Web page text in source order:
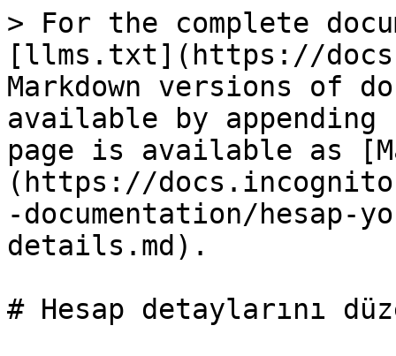
> For the complete
[llms.txt](https://
Markdown versions of
available by
page is available as
(https://
-documentation/hesap-
details.md).
# Hesap detaylarını